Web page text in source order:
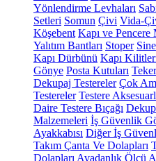
Yönlendirme Levhaları
Setleri Somun Çivi Vida-
Köşebent Kapı ve Pencere
Yalıtım Bantları Stoper
Kapı Dürbünü Kapı
Gönye Posta Kutuları
Dekupaj Testereler Çok
Testereler Testere
Daire Testere Bıçağı
Malzemeleri İş Güvenlik
Ayakkabısı Diğer İş
Takım Çanta Ve Dolapları
Dolapları Avadanlık Ölçü